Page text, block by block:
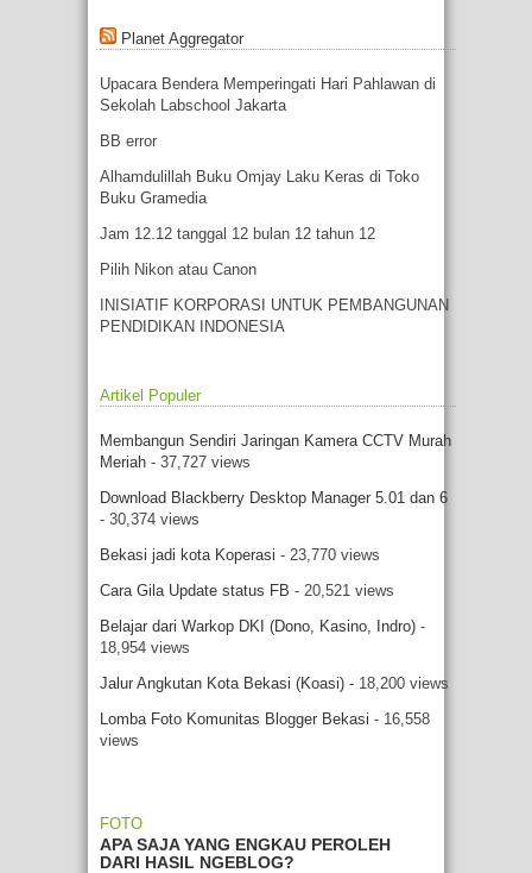
Planet Aggregator
Upacara Bendera Memperingati Hari Pahlawan di
Sekolah Labschool Jakarta
BB error
Alhamdulillah Buku Omjay Laku Keras di Toko
Buku Gramedia
Jam 12.12 tanggal 12 bulan 12 tahun 12
Pilih Nikon atau Canon
INISIATIF KORPORASI UNTUK PEMBANGUNAN
PENDIDIKAN INDONESIA
Artikel Populer
Membangun Sendiri Jaringan Kamera CCTV Murah
Meriah - 37,727 views
Download Blackberry Desktop Manager 5.01 dan 6
- 30,374 views
Bekasi jadi kota Koperasi - 23,770 views
Cara Gila Update status FB - 20,521 views
Belajar dari Warkop DKI (Dono, Kasino, Indro) -
18,954 views
Jalur Angkutan Kota Bekasi (Koasi) - 18,200 views
Lomba Foto Komunitas Blogger Bekasi - 16,558
views
FOTO
APA SAJA YANG ENGKAU PEROLEH
DARI HASIL NGEBLOG?